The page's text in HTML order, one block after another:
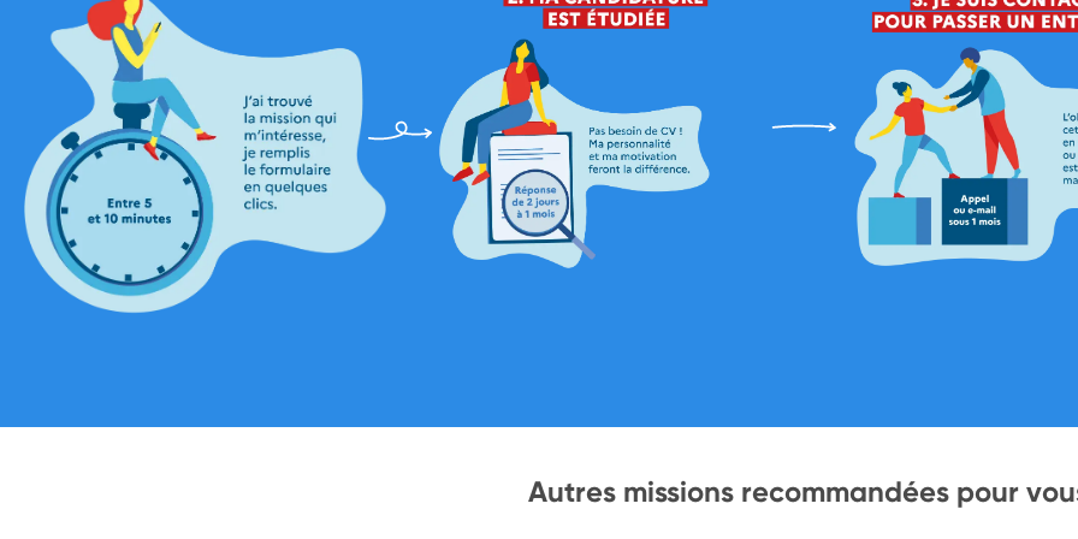
Autres missions recommandées pour